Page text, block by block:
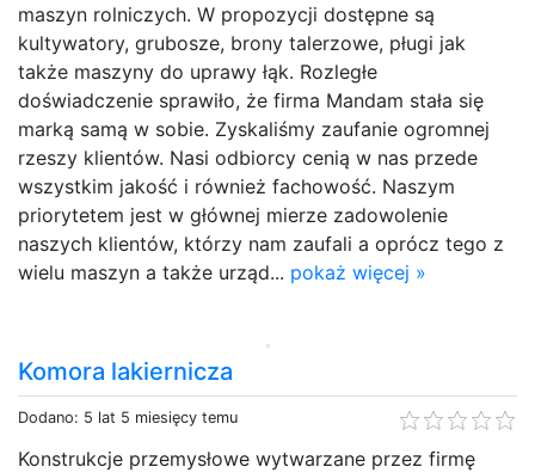
maszyn rolniczych. W propozycji dostępne są
kultywatory, grubosze, brony talerzowe, pługi jak
także maszyny do uprawy łąk. Rozległe
doświadczenie sprawiło, że firma Mandam stała się
marką samą w sobie. Zyskaliśmy zaufanie ogromnej
rzeszy klientów. Nasi odbiorcy cenią w nas przede
wszystkim jakość i również fachowość. Naszym
priorytetem jest w głównej mierze zadowolenie
naszych klientów, którzy nam zaufali a oprócz tego z
wielu maszyn a także urząd... pokaż więcej »
Komora lakiernicza
Dodano: 5 lat 5 miesięcy temu
Konstrukcje przemysłowe wytwarzane przez firmę